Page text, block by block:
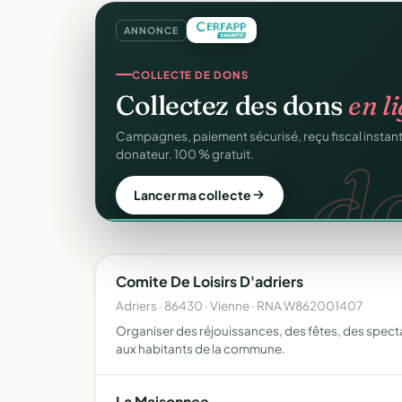
ANNONCE
REÇUS FISCAUX
Vos reçusCERFA
Générés et envoyés à vos donateurs en un clic,
officiel n°11580.
Automatiser mes reçus
COLLECTE DE DONS
Collectez des donsen
Campagnes, paiement sécurisé, reçu fiscal
donateur. 100 % gratuit.
Lancer ma collecte
Comite De Loisirs D'adriers
Adriers · 86430 · Vienne · RNA W862001407
Organiser des réjouissances, des fêtes, des
aux habitants de la commune.